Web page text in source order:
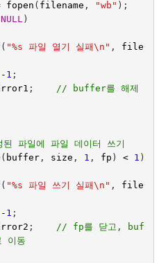
fopen ( filename , "wb" );
NULL)
( "%s 파일 열기 실패\n " ,
file
- 1 ;
;
// buffer를 해제
파일에 파일 데이터 쓰기
( buffer, size , 1 , fp ) < 1 )
( "%s 파일 쓰기 실패\n " ,
file
- 1 ;
;
// fp를 닫고, buf
이동